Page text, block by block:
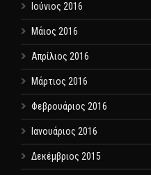
Ιούνιος 2016
Μάιος 2016
Απρίλιος 2016
Μάρτιος 2016
Φεβρουάριος 2016
Ιανουάριος 2016
Δεκέμβριος 2015